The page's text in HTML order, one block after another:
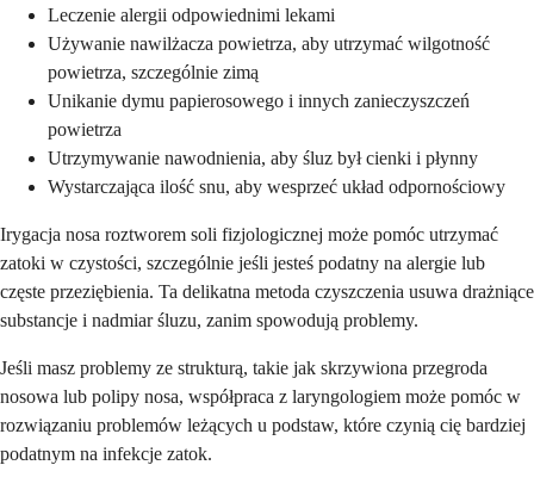
Leczenie alergii odpowiednimi lekami
Używanie nawilżacza powietrza, aby utrzymać wilgotność
powietrza, szczególnie zimą
Unikanie dymu papierosowego i innych zanieczyszczeń
powietrza
Utrzymywanie nawodnienia, aby śluz był cienki i płynny
Wystarczająca ilość snu, aby wesprzeć układ odpornościowy
Irygacja nosa roztworem soli fizjologicznej może pomóc utrzymać
zatoki w czystości, szczególnie jeśli jesteś podatny na alergie lub
częste przeziębienia. Ta delikatna metoda czyszczenia usuwa drażniące
substancje i nadmiar śluzu, zanim spowodują problemy.
Jeśli masz problemy ze strukturą, takie jak skrzywiona przegroda
nosowa lub polipy nosa, współpraca z laryngologiem może pomóc w
rozwiązaniu problemów leżących u podstaw, które czynią cię bardziej
podatnym na infekcje zatok.